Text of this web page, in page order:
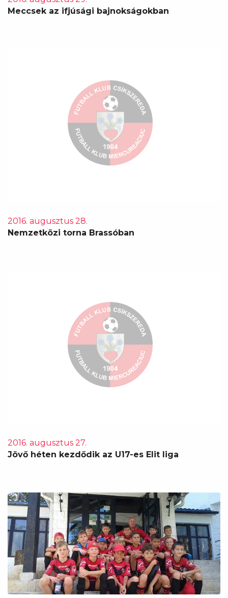
Meccsek az ifjúsági bajnokságokban
2016. augusztus 28.
Nemzetközi torna Brassóban
2016. augusztus 27.
Jövő héten kezdődik az U17-es Elit liga